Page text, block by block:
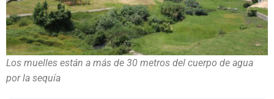
Los muelles están a más de 30 metros del cuerpo de agua
por la sequía